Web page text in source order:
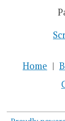
Home